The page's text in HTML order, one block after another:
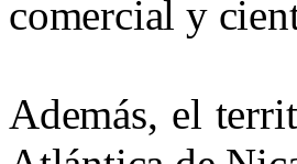
comercial y
Además, el